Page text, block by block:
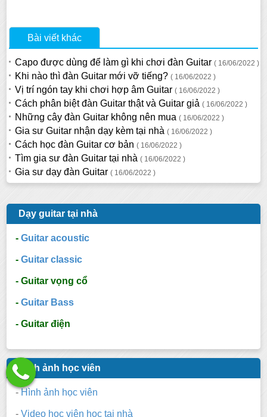
Bài viết khác
Capo được dùng để làm gì khi chơi đàn Guitar( 16/06/2022 )
Khi nào thì đàn Guitar mới vỡ tiếng?( 16/06/2022 )
Vị trí ngón tay khi chơi hợp âm Guitar( 16/06/2022 )
Cách phân biệt đàn Guitar thật và Guitar giả( 16/06/2022 )
Những cây đàn Guitar không nên mua( 16/06/2022 )
Gia sư Guitar nhận dạy kèm tại nhà( 16/06/2022 )
Cách học đàn Guitar cơ bản( 16/06/2022 )
Tìm gia sư đàn Guitar tại nhà( 16/06/2022 )
Gia sư dạy đàn Guitar( 16/06/2022 )
Dạy guitar tại nhà
-Guitar acoustic
-Guitar classic
- Guitar vọng cổ
-Guitar Bass
- Guitar điện
Hình ảnh học viên
-Hình ảnh học viên
-Video học viên học tại nhà